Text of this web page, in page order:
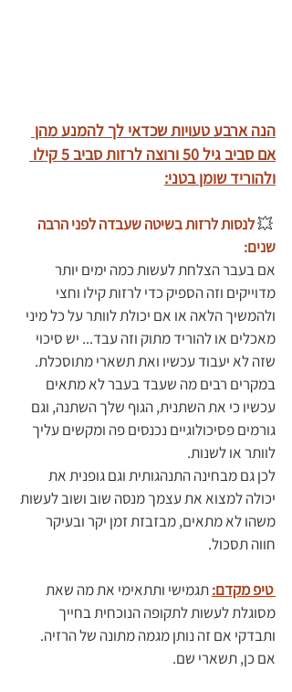
הנה ארבע טעויות שכדאי לך להמנע מהן
אם סביב גיל 50 ורוצה לרזות סביב 5 קילו
ולהוריד שומן בטני:
לנסות לרזות בשיטה שעבדה לפני הרבה
שנים:
אם בעבר הצלחת לעשות כמה ימים יותר
מדוייקים וזה הספיק כדי לרזות קילו וחצי
ולהמשיך הלאה או אם יכולת לוותר על כל מיני
מאכלים או להוריד מתוק וזה עבד... יש סיכוי
שזה לא יעבוד עכשיו ואת תשארי מתוסכלת.
במקרים רבים מה שעבד בעבר לא מתאים
עכשיו כי את השתנית, הגוף שלך השתנה, וגם
גורמים פסיכולוגיים נכנסים פה ומקשים עליך
לוותר או לשנות.
לכן גם מבחינה התנהגותית וגם גופנית את
יכולה למצוא את עצמך מנסה שוב ושוב לעשות
משהו לא מתאים, מבזבזת זמן יקר ובעיקר
חווה תסכול.
טיפ מקדם:
תגמישי ותתאימי את מה שאת
מסוגלת לעשות לתקופה הנוכחית בחייך
ותבדקי אם זה נותן מגמה מתונה של הרזיה.
אם כן, תשארי שם.